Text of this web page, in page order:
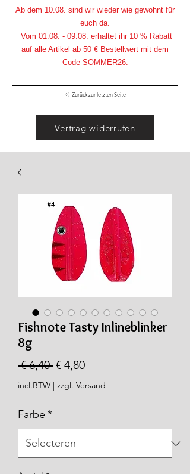
Zurück zur letzten Seite
Ab dem 10.08. sind wir wieder wie gewohnt für
euch da.
Vom 01.08. - 09.08. erhaltet ihr 10 % Rabatt
auf alle Artikel ab 50 € Bestellwert mit dem
Code SOMMER26.
Vertrag widerrufen
Fishnote Tasty Inlineblinker
8g
€ 6,40 Normale
prijs
€ 4,80Verkoopprijs
incl.BTW | zzgl. Versand
Farbe *